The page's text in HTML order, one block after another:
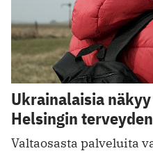
Ukrainalaisia
Helsingin
Valtaosasta palveluita